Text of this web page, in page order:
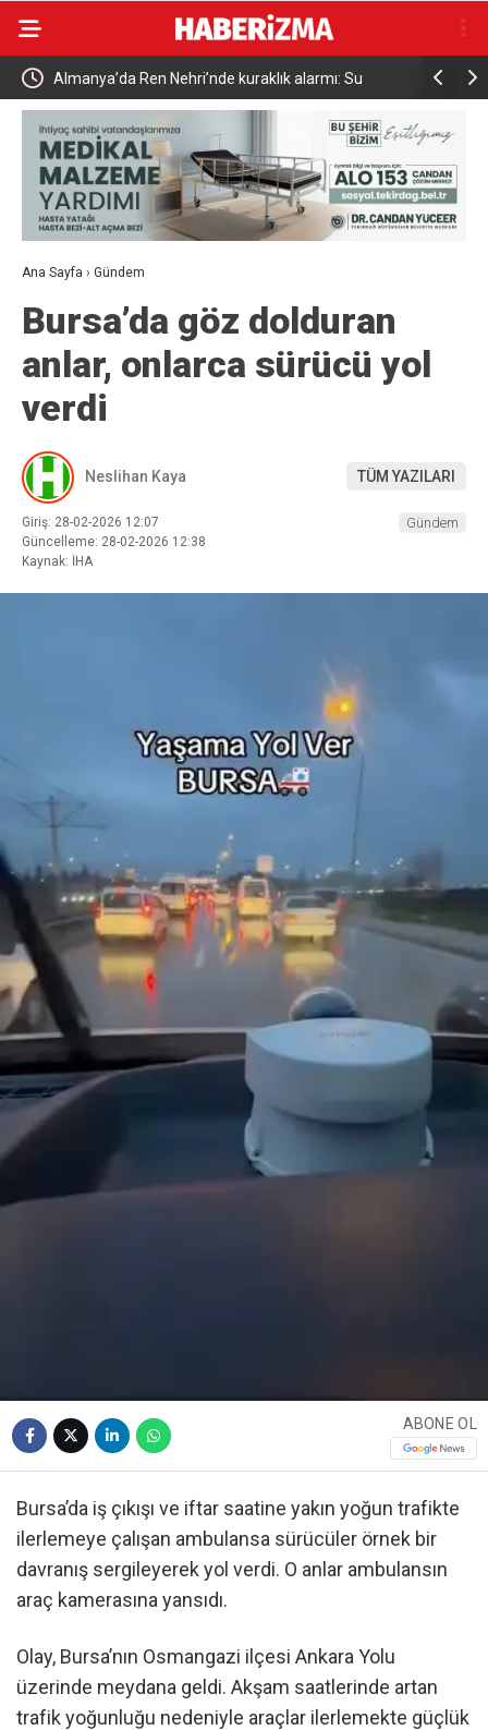
alarmı: Su Uludağ’da çıkan orman yangını söndürüldü
Ana Sayfa › Gündem
Bursa’da göz dolduran
anlar, onlarca sürücü yol
verdi
Neslihan Kaya TÜM YAZILARI
Giriş: 28-02-2026 12:07
Güncelleme: 28-02-2026 12:38
Kaynak: İHA
Gündem
ABONE OL
Bursa’da iş çıkışı ve iftar saatine yakın yoğun trafikte
ilerlemeye çalışan ambulansa sürücüler örnek bir
davranış sergileyerek yol verdi. O anlar ambulansın
araç kamerasına yansıdı.
Olay, Bursa’nın Osmangazi ilçesi Ankara Yolu
üzerinde meydana geldi. Akşam saatlerinde artan
trafik yoğunluğu nedeniyle araçlar ilerlemekte güçlük